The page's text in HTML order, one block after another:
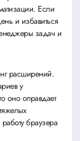
Если
и избавиться
задач и
расширений.
у
оно оправдает
браузера